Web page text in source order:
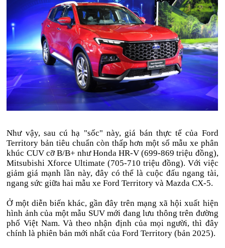
Như vậy, sau cú hạ "sốc" này, giá bán thực tế của Ford
Territory bản tiêu chuẩn còn thấp hơn một số mẫu xe phân
khúc CUV cỡ B/B+ như Honda HR-V (699-869 triệu đồng),
Mitsubishi Xforce Ultimate (705-710 triệu đồng). Với việc
giảm giá mạnh lần này, đây có thể là cuộc đấu ngang tài,
ngang sức giữa hai mẫu xe Ford Territory và Mazda CX-5.
Ở một diễn biến khác, gần đây trên mạng xã hội xuất hiện
hình ảnh của một mẫu SUV mới đang lưu thông trên đường
phố Việt Nam. Và theo nhận định của mọi người, thì đây
chính là phiên bản mới nhất của Ford Territory (bản 2025).